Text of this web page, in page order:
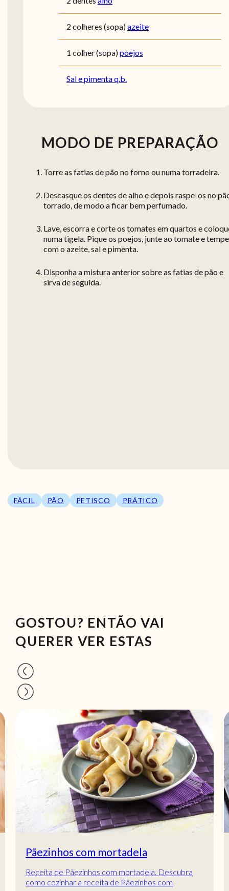
2 colheres (sopa)azeite
1 colher (sopa)poejos
Sal e pimenta q.b.
MODO DE PREPARAÇÃO
Torre as fatias de pão no forno ou numa torradeira.
Descasque os dentes de alho e depois raspe-os no
torrado, de modo a ficar bem perfumado.
Lave, escorra e corte os tomates em quartos e
numa tigela. Pique os poejos, junte ao tomate e
com o azeite, sal e pimenta.
Disponha a mistura anterior sobre as fatias de pão e
sirva de seguida.
FÁCIL PÃO PETISCO PRÁTICO
GOSTOU? ENTÃO VAI
QUERER VER ESTAS
Pãezinhos com mortadela
Receita de Pãezinhos com mortadela. Descubra
como cozinhar a receita de Pãezinhos com